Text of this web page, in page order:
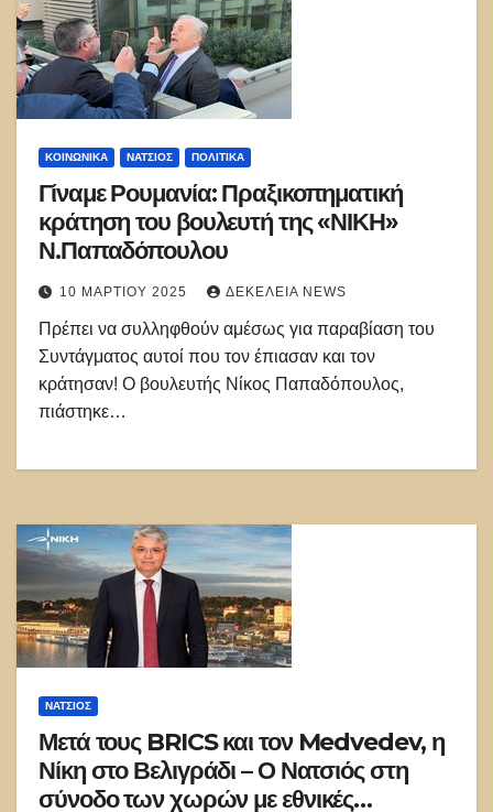
ΚΟΙΝΩΝΙΚΑ ΝΑΤΣΙΌΣ ΠΟΛΙΤΙΚΑ
Γίναμε Ρουμανία: Πραξικοπηματική
κράτηση του βουλευτή της «ΝΙΚΗ»
Ν.Παπαδόπουλου
10 ΜΑΡΤΊΟΥ 2025 ΔΕΚΈΛΕΙΑ NEWS
Πρέπει να συλληφθούν αμέσως για παραβίαση του
Συντάγματος αυτοί που τον έπιασαν και τον
κράτησαν! Ο βουλευτής Νίκος Παπαδόπουλος,
πιάστηκε…
ΝΑΤΣΙΌΣ
Μετά τους BRICS και τον Medvedev, η
Νίκη στο Βελιγράδι – Ο Νατσιός στη
σύνοδο των χωρών με εθνικές